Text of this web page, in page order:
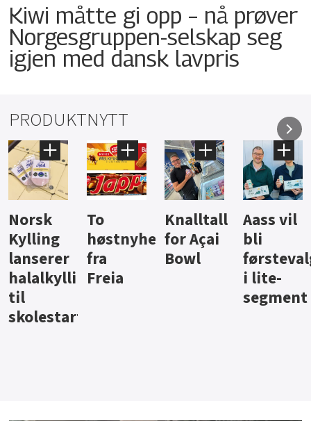
Kiwi måtte gi opp – nå prøver
Norgesgruppen-selskap seg
igjen med dansk lavpris
PRODUKTNYTT
Knalltall
for Açai
Bowl
Aass vil
bli
førstevalg
i lite-
Brus og
jus fra
Berentsen
Hard
iste fra
Hansa